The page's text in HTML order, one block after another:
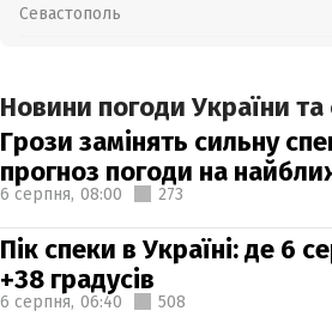
Севастополь
Новини погоди України та
Грози замінять сильну
прогноз погоди на
6 серпня, 08:00 273
Пік спеки в Україні: де 6
+38 градусів
6 серпня, 06:40 508